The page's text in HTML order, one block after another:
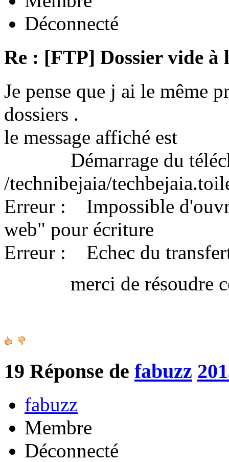
Déconnecté
Re : [FTP] Dossier vide à
Je pense que j ai le même
dossiers .
le message affiché est
Démarrage du
/technibejaia/
Erreur : Impossible
web" pour écriture
Erreur : Echec du
merci de résoudre ce
19 Réponse de fabuzz
fabuzz
Membre
Déconnecté